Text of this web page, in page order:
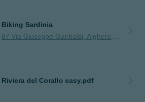
Biking Sardinia
Riviera del Corallo easy.pdf